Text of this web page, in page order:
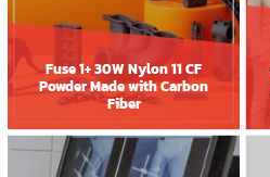
Fuse 1+ 30W Nylon 11 CF
Powder Made with Carbon
Fiber